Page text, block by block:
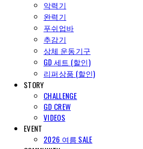
악력기
완력기
푸쉬업바
추감기
상체 운동기구
GD 세트 (할인)
리퍼상품 (할인)
STORY
CHALLENGE
GD CREW
VIDEOS
EVENT
2026 여름 SALE